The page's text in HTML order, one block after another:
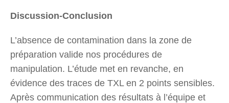
Discussion-Conclusion
L’absence de contamination dans la zone de
préparation valide nos procédures de
manipulation. L’étude met en revanche, en
évidence des traces de TXL en 2 points sensibles.
Après communication des résultats à l’équipe et